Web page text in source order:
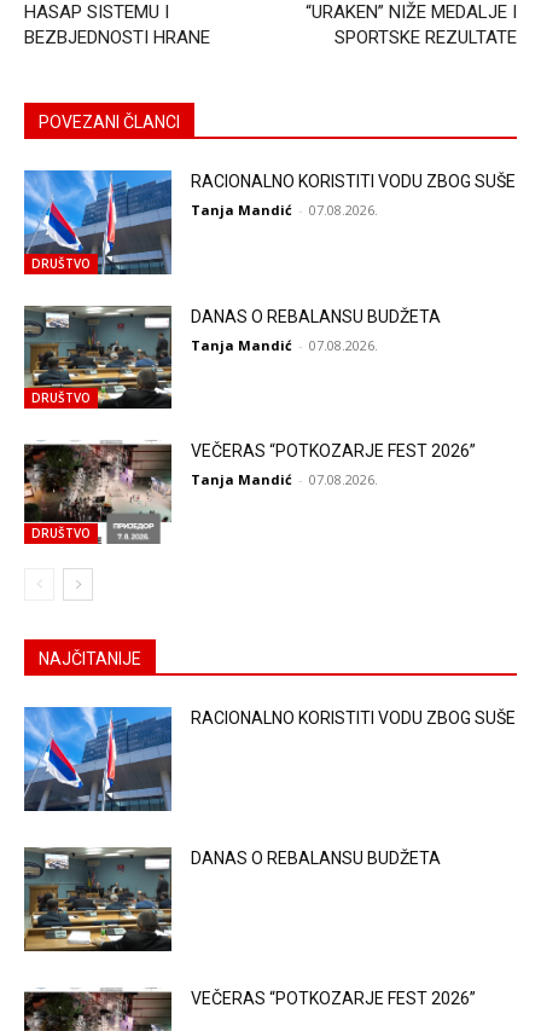
HASAP SISTEMU I
BEZBJEDNOSTI HRANE
“URAKEN” NIŽE MEDALJE I
SPORTSKE REZULTATE
POVEZANI ČLANCI
DRUŠTVO
RACIONALNO KORISTITI VODU ZBOG SUŠE
Tanja Mandić - 07.08.2026.
DRUŠTVO
DANAS O REBALANSU BUDŽETA
Tanja Mandić - 07.08.2026.
DRUŠTVO
VEČERAS “POTKOZARJE FEST 2026”
Tanja Mandić - 07.08.2026.
NAJČITANIJE
RACIONALNO KORISTITI VODU ZBOG SUŠE
DANAS O REBALANSU BUDŽETA
VEČERAS “POTKOZARJE FEST 2026”